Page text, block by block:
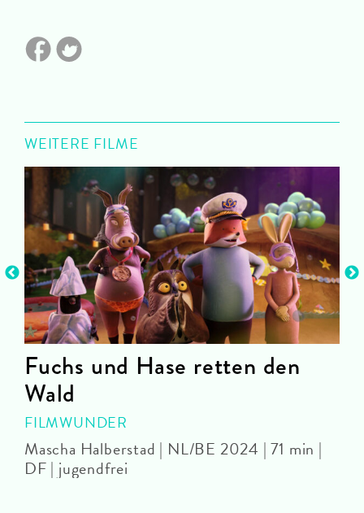
WEITERE FILME
Fuchs und Hase retten den
Wald
FILMWUNDER
Mascha Halberstad | NL/BE 2024 | 71 min |
DF | jugendfrei